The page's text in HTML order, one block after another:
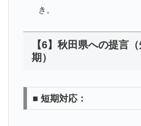
き。
【6】秋田県への提言
期）
■ 短期対応：